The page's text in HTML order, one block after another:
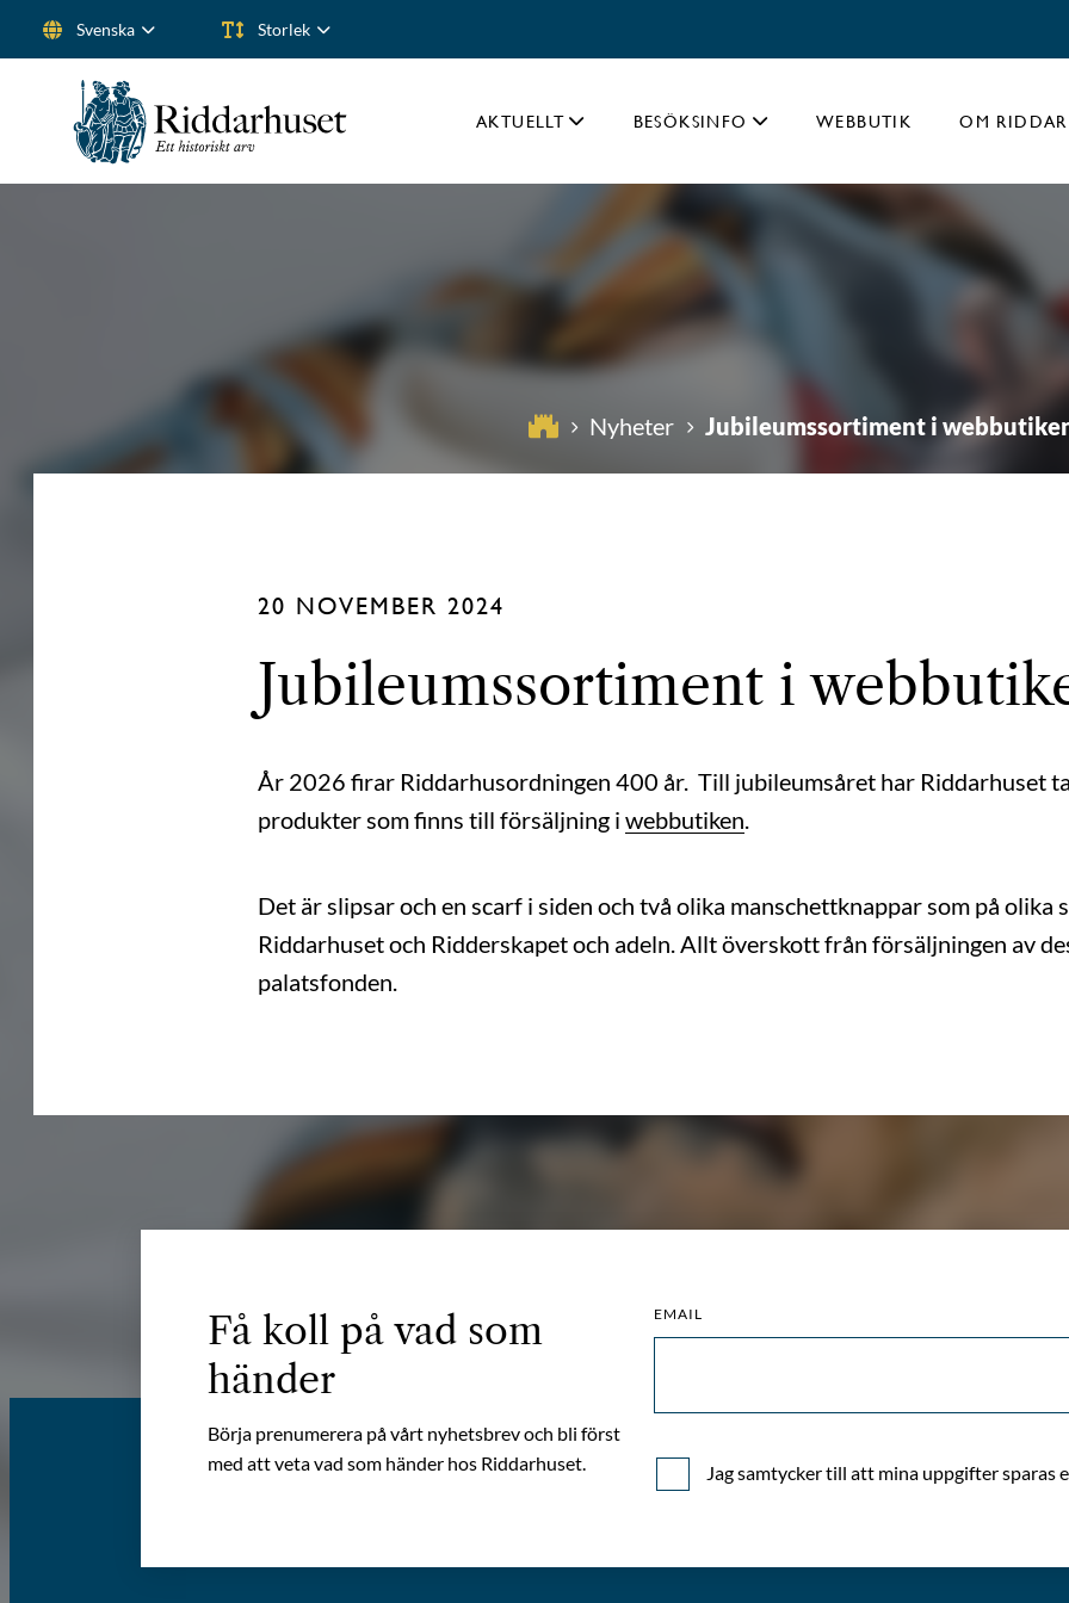
Svenska Storlek
AKTUELLT BESÖKSINFO WEBBUTIK OM
Nyheter Jubileumssortiment i
20 NOVEMBER 2024
Jubileumssortiment i
År 2026 firar Riddarhusordningen 400 år. Till jubileumsåret har Riddarhuset
produkter som finns till försäljning i webbutiken.
Det är slipsar och en scarf i siden och två olika manschettknappar som på olika
Riddarhuset och Ridderskapet och adeln. Allt överskott från försäljningen av
palatsfonden.
Få koll på vad som
händer
Börja prenumerera på vårt nyhetsbrev och bli först
med att veta vad som händer hos Riddarhuset.
EMAIL
Jag samtycker till att mina uppgifter sparas